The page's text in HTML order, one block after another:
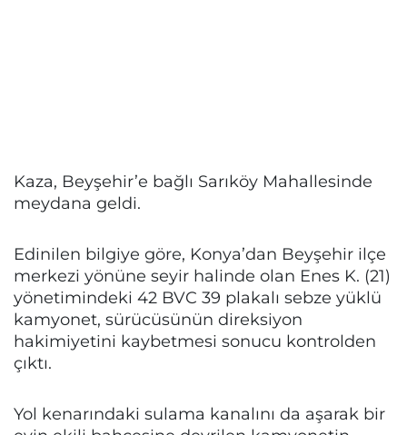
Kaza, Beyşehir’e bağlı Sarıköy Mahallesinde
meydana geldi.
Edinilen bilgiye göre, Konya’dan Beyşehir ilçe
merkezi yönüne seyir halinde olan Enes K. (21)
yönetimindeki 42 BVC 39 plakalı sebze yüklü
kamyonet, sürücüsünün direksiyon
hakimiyetini kaybetmesi sonucu kontrolden
çıktı.
Yol kenarındaki sulama kanalını da aşarak bir